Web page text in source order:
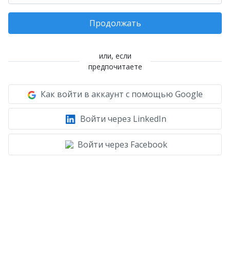
Продолжать
или, если
предпочитаете
Как войти в аккаунт с помощью Google
Войти через LinkedIn
Войти через Facebook